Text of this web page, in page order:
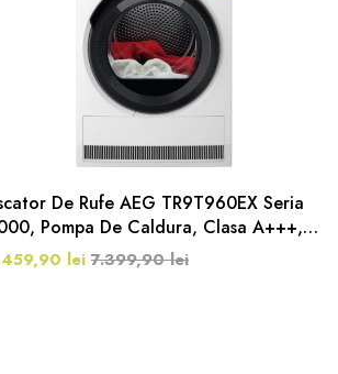
De Rufe AEG TR9T960EX Seria
Pompa De Caldura, Clasa A+++, 9
Alb
lei 7.399,90 lei